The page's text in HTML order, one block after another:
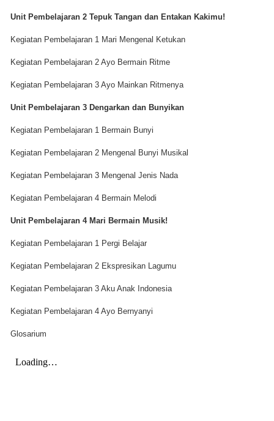
Unit Pembelajaran 2 Tepuk Tangan dan Entakan Kakimu!
Kegiatan Pembelajaran 1 Mari Mengenal Ketukan
Kegiatan Pembelajaran 2 Ayo Bermain Ritme
Kegiatan Pembelajaran 3 Ayo Mainkan Ritmenya
Unit Pembelajaran 3 Dengarkan dan Bunyikan
Kegiatan Pembelajaran 1 Bermain Bunyi
Kegiatan Pembelajaran 2 Mengenal Bunyi Musikal
Kegiatan Pembelajaran 3 Mengenal Jenis Nada
Kegiatan Pembelajaran 4 Bermain Melodi
Unit Pembelajaran 4 Mari Bermain Musik!
Kegiatan Pembelajaran 1 Pergi Belajar
Kegiatan Pembelajaran 2 Ekspresikan Lagumu
Kegiatan Pembelajaran 3 Aku Anak Indonesia
Kegiatan Pembelajaran 4 Ayo Bernyanyi
Glosarium